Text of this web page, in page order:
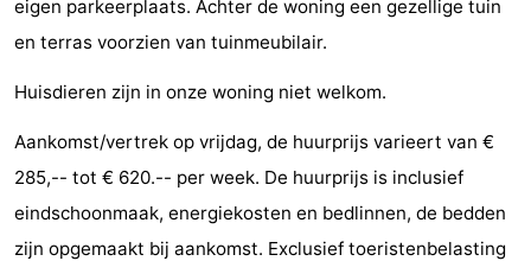
Phares
Points
de
vue
Attractions
-
Terrains
de
-
Aires
-
eigen parkeerplaats. Achter de woning een gezellige tuin
en terras voorzien van tuinmeubilair.
Huisdieren zijn in onze woning niet welkom.
Aankomst/vertrek op vrijdag, de huurprijs varieert van €
285,-- tot € 620.-- per week. De huurprijs is inclusief
eindschoonmaak, energiekosten en bedlinnen, de bedden
zijn opgemaakt bij aankomst. Exclusief toeristenbelasting